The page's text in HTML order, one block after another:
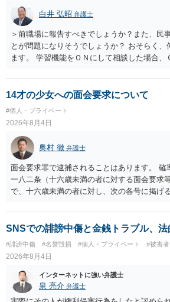
白井 弘昭 弁護士
＞前職場に報告すべきでしょうか？また、民
とが問題になりそうでしょうか？ おそらく
ます。 学習機能をＯＮにして相談した場合
する可能性がありますが、個人名や会社名を
般論として抽象化されて回答に織り込まれる
せんので、その情報自体が、秘密情報に当た
誉棄損として、個人や会社に対する誹謗中傷
当たるとも思われません。 もちろん、誰がそ
に入力したかも第三者にしられることはない
をせずに書き込んだことで（おそらく特定し
も）、相談者さんが刑事民事の責任に問われ
私見ながらご参考まで。
14才の少女への面会要求について
#個人・プライベート
2026年8月4日
奥村 徹 弁護士
面会要求罪で逮捕されることはあります。 確
一八二条（十六歳未満の者に対する面会要
で、十六歳未満の者に対し、次の各号に掲げ
が生まれた日より五年以上前の日に生まれた
下の拘禁刑又は五十万円以下の罰金に処す
い又は誘惑して面会を要求すること。 二 拒
反復して面会を要求すること。 三 金銭その
その申込み若しくは約束をして面会を要求す
し、よってわいせつの目的で当該十六歳未満
二年以下の拘禁刑又は百万円以下の罰金に処す
SNSでの誹謗中傷と金銭トラブル、
#誹謗中傷 #名誉毀損 #個人・プライベート #被害者
2026年8月4日
インターネットに強い弁護士
泉 亮介 弁護士